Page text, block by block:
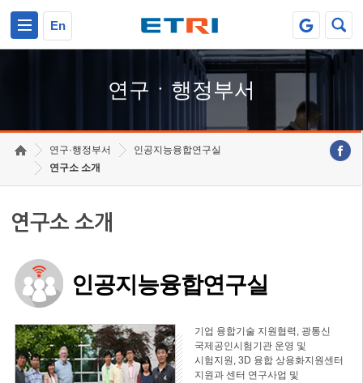
En
연구ㆍ행정부서
연구·행정부서
인공지능융합연구실
연구소 소개
연구소 소개
인공지능융합연구실
기업 융합기술 지원협력, 광통신
국제공인시험기관 운영 및
시험지원, 3D 융합 상용화지원센터
지원과 센터 연구사업 및